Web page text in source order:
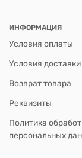
ИНФОРМАЦИЯ
Условия оплаты
Условия доставки
Возврат товара
Реквизиты
Политика
персональных